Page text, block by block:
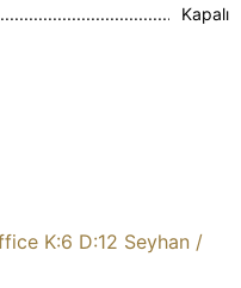
Kapalı
K:6 D:12 Seyhan /